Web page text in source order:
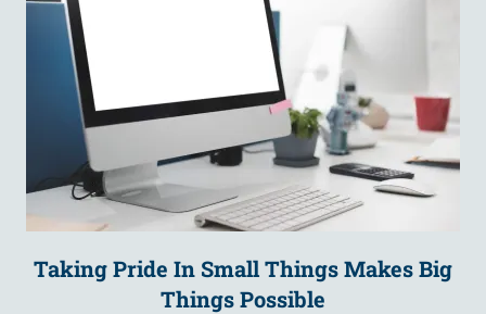
Taking Pride In Small Things Makes Big
Things Possible